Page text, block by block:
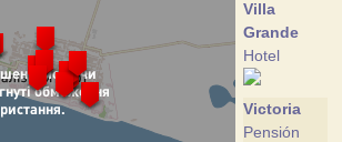
Villa
Grande
Hotel
Victoria
Pensión